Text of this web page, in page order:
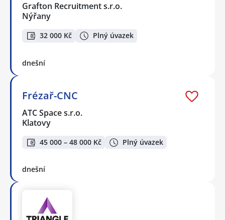
Grafton Recruitment s.r.o.
Nýřany
32 000 Kč Plný úvazek
dnešní
Frézař-CNC
ATC Space s.r.o.
Klatovy
45 000 – 48 000 Kč Plný úvazek
dnešní